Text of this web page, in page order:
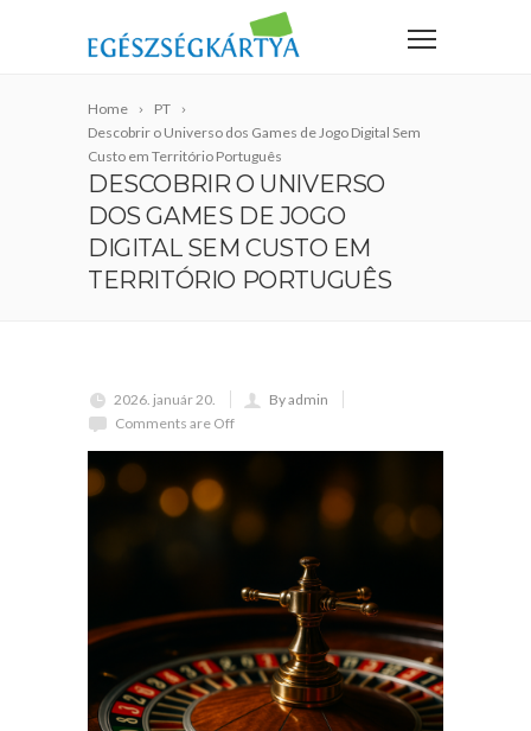
Home
PT
Descobrir o Universo dos Games de Jogo Digital Sem
Custo em Território Português
DESCOBRIR O UNIVERSO
DOS GAMES DE JOGO
DIGITAL SEM CUSTO EM
TERRITÓRIO PORTUGUÊS
2026. január 20.
By admin
Comments are Off